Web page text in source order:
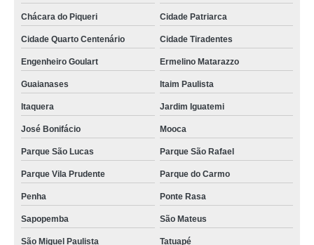
Chácara do Piqueri Cidade Patriarca
Cidade Quarto Centenário Cidade Tiradentes
Engenheiro Goulart Ermelino Matarazzo
Guaianases Itaim Paulista
Itaquera Jardim Iguatemi
José Bonifácio Mooca
Parque São Lucas Parque São Rafael
Parque Vila Prudente Parque do Carmo
Penha Ponte Rasa
Sapopemba São Mateus
São Miguel Paulista Tatuapé